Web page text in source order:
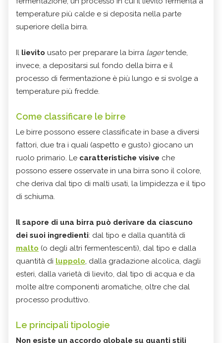
temperature più calde e si deposita nella parte
superiore della birra.
Il lievito usato per preparare la birra lagertende,
invece, a depositarsi sul fondo della birra e il
processo di fermentazione è più lungo e si svolge a
temperature più fredde.
Come classificare le birre
Le birre possono essere classificate in base a diversi
fattori, due tra i quali (aspetto e gusto) giocano un
ruolo primario. Le caratteristiche visive che
possono essere osservate in una birra sono il colore,
che deriva dal tipo di malti usati, la limpidezza e il tipo
di schiuma.
Il sapore di una birra può derivare da ciascuno
dei suoi ingredienti: dal tipo e dalla quantità di
malto (o degli altri fermentescenti), dal tipo e dalla
quantità di luppolo, dalla gradazione alcolica, dagli
esteri, dalla varietà di lievito, dal tipo di acqua e da
molte altre componenti aromatiche, oltre che dal
processo produttivo.
Le principali tipologie
Non esiste un accordo globale su quanti stili